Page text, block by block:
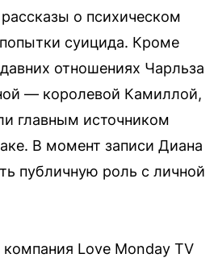
о психическом
суицида. Кроме
отношениях Чарльза
— королевой Камиллой,
главным источником
В момент записи Диана
публичную роль с личной
Love Monday TV